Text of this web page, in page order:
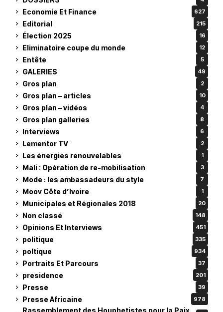
Economie Et Finance 627
Editorial 215
Élection 2025 16
Eliminatoire coupe du monde 12
Entête 5
GALERIES 49
Gros plan 2
Gros plan – articles 10
Gros plan – vidéos 4
Gros plan galleries 8
Interviews 6
Lementor TV 2
Les énergies renouvelables 1
Mali : Opération de re-mobilisation 3
Mode : les ambassadeurs du style 7
Moov Côte d’Ivoire 1
Municipales et Régionales 2018 20
Non classé 148
Opinions Et Interviews 451
politique 335
poltique 934
Portraits Et Parcours 37
presidence 201
Presse 39
Presse Africaine 978